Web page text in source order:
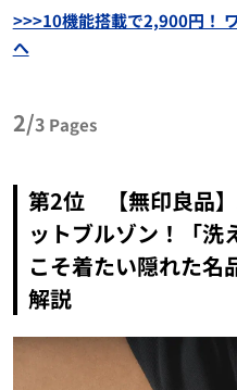
>>>10機能搭載で2,900円！
へ
2/3 Pages
第2位 【無印良品
ットブルゾン！「洗
こそ着たい隠れた名
解説